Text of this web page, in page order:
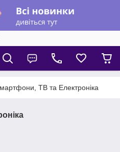
ТВ та Електроніка